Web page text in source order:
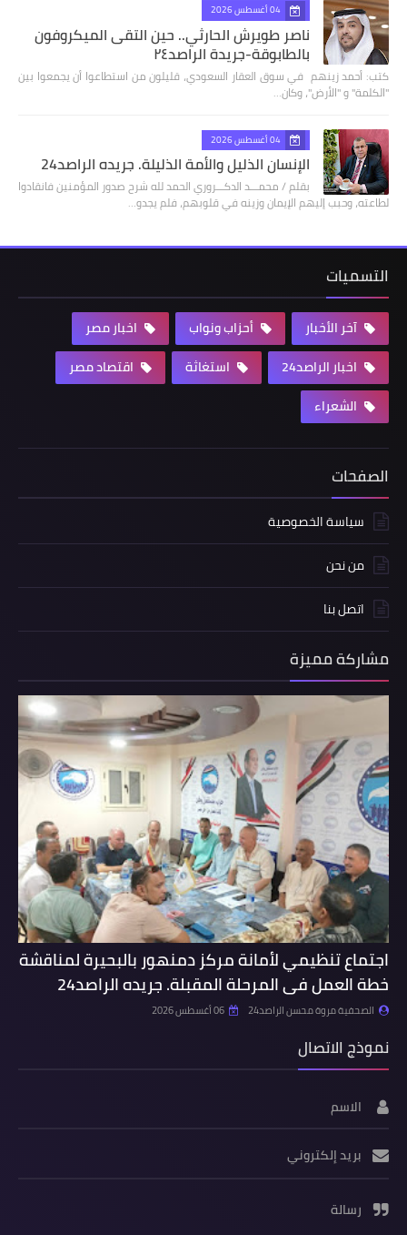
04 أغسطس 2026
ناصر طويرش الحارثي.. حين التقى الميكروفون
بالطابوقة-جريدة الراصد٢٤
كتب: أحمد زينهم في سوق العقار السعودي، قليلون من استطاعوا أن يجمعوا بين
"الكلمة" و "الأرض"، وكان…
04 أغسطس 2026
الإنسان الذليل والأمة الذليلة. جريده الراصد24
بقلم / محمـــد الدكـــروري الحمد لله شرح صدور المؤمنين فانقادوا
لطاعته، وحبب إليهم الإيمان وزينه في قلوبهم، فلم يجدو…
التسميات
آخر الأخبار أحزاب ونواب
اخبار مصر
اخبار الراصد24
استغاثة
اقتصاد مصر
الشعراء
الصفحات
سياسة الخصوصية
من نحن
اتصل بنا
مشاركة مميزة
اجتماع تنظيمي لأمانة مركز دمنهور بالبحيرة لمناقشة
خطة العمل فى المرحلة المقبلة. جريده الراصد24
الصحفية مروة محسن الراصد24 06 أغسطس 2026
نموذج الاتصال
الاسم
بريد إلكتروني
رسالة